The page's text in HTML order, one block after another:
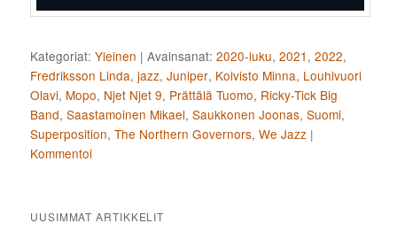
Kategoriat: Yleinen |Avainsanat: 2020-luku,2021 ,2022,
Fredriksson Linda,jazz,Juniper, Koivisto Minna, Louhivuori
Olavi, Mopo, Njet Njet 9, Prättälä Tuomo, Ricky-Tick Big
Band,Saastamoinen Mikael,Saukkonen Joonas,Suomi,
Superposition,The Northern Governors,We Jazz |
Kommentoi
UUSIMMAT ARTIKKELIT